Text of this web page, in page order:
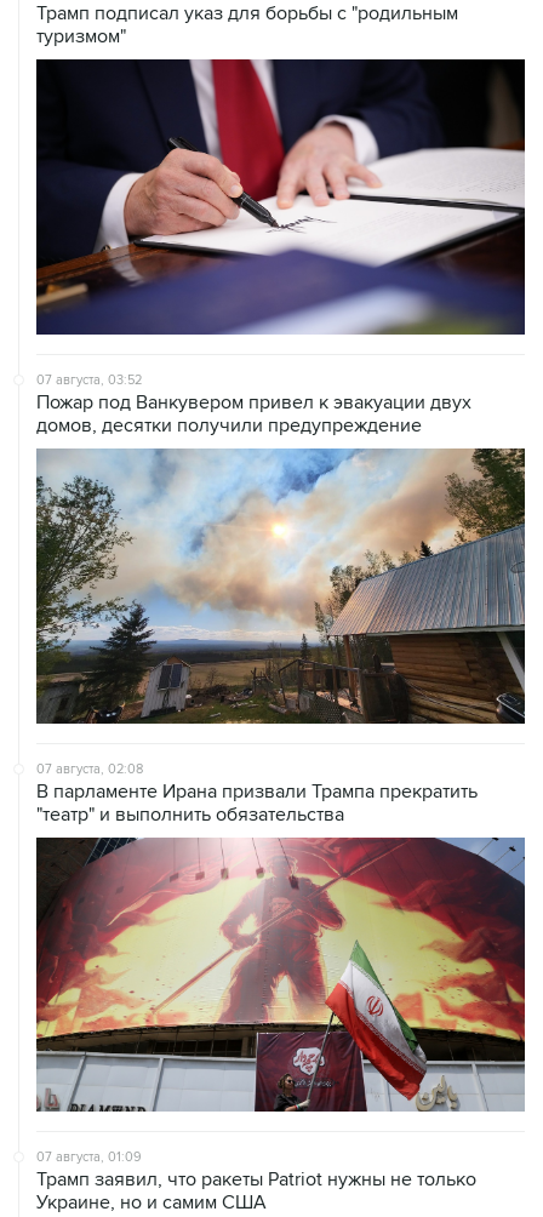
Трамп подписал указ для борьбы с "родильным
туризмом"
07 августа, 03:52
Пожар под Ванкувером привел к эвакуации двух
домов, десятки получили предупреждение
07 августа, 02:08
В парламенте Ирана призвали Трампа прекратить
"театр" и выполнить обязательства
07 августа, 01:09
Трамп заявил, что ракеты Patriot нужны не только
Украине, но и самим США